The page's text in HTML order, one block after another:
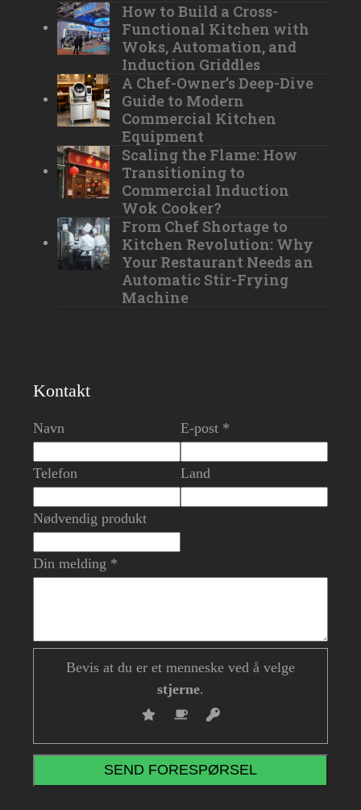
How to Build a Cross-
Functional Kitchen with
Woks, Automation, and
Induction Griddles
A Chef-Owner’s Deep-Dive
Guide to Modern
Commercial Kitchen
Equipment
Scaling the Flame: How
Transitioning to
Commercial Induction
Wok Cooker?
From Chef Shortage to
Kitchen Revolution: Why
Your Restaurant Needs an
Automatic Stir-Frying
Machine
Kontakt
Navn E-post *
Telefon Land
Nødvendig produkt
Din melding *
Bevis at du er et menneske ved å velge
stjerne.